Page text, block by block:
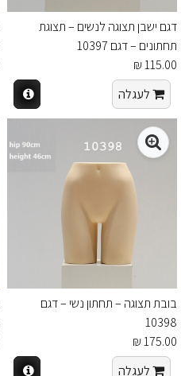
דגם ישבן תצוגה לנשים – תצוגת
תחתונים – דגם 10397
115.00 ₪
לעגלה
בובת תצוגה – תחתון נשי – דגם
10398
175.00 ₪
לעגלה